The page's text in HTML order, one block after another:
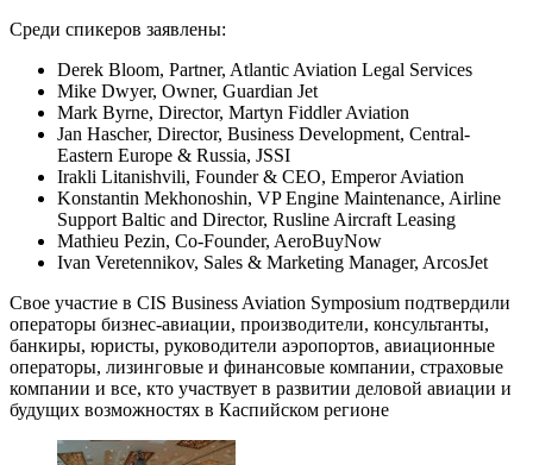
Среди спикеров заявлены:
Derek Bloom, Partner, Atlantic Aviation Legal Services
Mike Dwyer, Owner, Guardian Jet
Mark Byrne, Director, Martyn Fiddler Aviation
Jan Hascher, Director, Business Development, Central-
Eastern Europe & Russia, JSSI
Irakli Litanishvili, Founder & CEO, Emperor Aviation
Konstantin Mekhonoshin, VP Engine Maintenance, Airline
Support Baltic and Director, Rusline Aircraft Leasing
Mathieu Pezin, Co-Founder, AeroBuyNow
Ivan Veretennikov, Sales & Marketing Manager, ArcosJet
Свое участие в CIS Business Aviation Symposium подтвердили
операторы бизнес-авиации, производители, консультанты,
банкиры, юристы, руководители аэропортов, авиационные
операторы, лизинговые и финансовые компании, страховые
компании и все, кто участвует в развитии деловой авиации и
будущих возможностях в Каспийском регионе